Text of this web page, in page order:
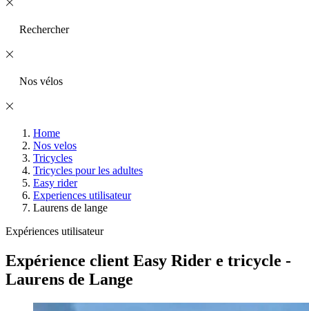
Rechercher
Nos vélos
Home
Nos velos
Tricycles
Tricycles pour les adultes
Easy rider
Experiences utilisateur
Laurens de lange
Expériences utilisateur
Expérience client Easy Rider e tricycle -
Laurens de Lange